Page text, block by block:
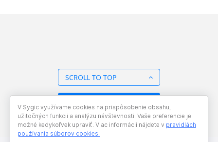
SCROLL TO TOP
V Sygic využívame cookies na prispôsobenie obsahu,
užitočných funkcii a analýzu návštevnosti. Vaše preferencie je
možné kedykoľvek upraviť. Viac informácií nájdete v pravidlách
používania súborov cookies.